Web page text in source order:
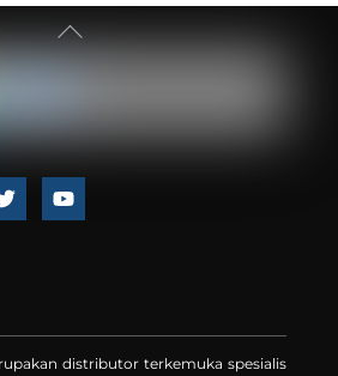
Back
Icon
distributor terkemuka spesialis